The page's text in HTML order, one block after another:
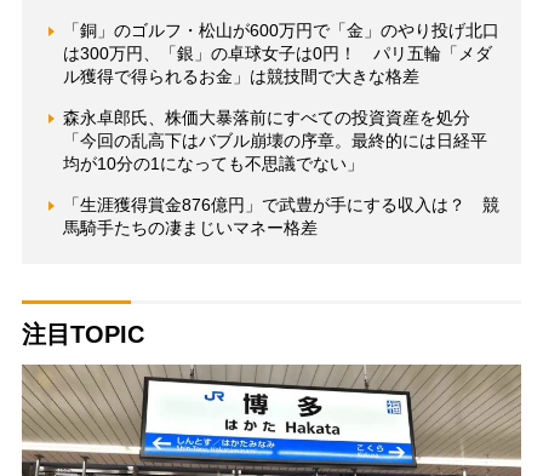
「銅」のゴルフ・松山が600万円で「金」のやり投げ北口
は300万円、「銀」の卓球女子は0円！ パリ五輪「メダ
ル獲得で得られるお金」は競技間で大きな格差
森永卓郎氏、株価大暴落前にすべての投資資産を処分
「今回の乱高下はバブル崩壊の序章。最終的には日経平
均が10分の1になっても不思議でない」
「生涯獲得賞金876億円」で武豊が手にする収入は？ 競
馬騎手たちの凄まじいマネー格差
注目TOPIC